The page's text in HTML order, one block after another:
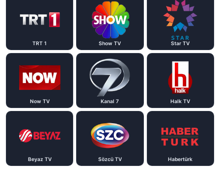
TRT 1 Show TV Star TV
Now TV Kanal 7 Halk TV
Beyaz TV Sözcü TV Habertürk